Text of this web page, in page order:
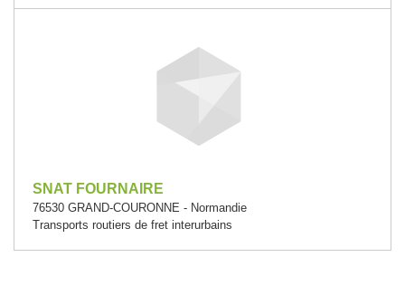
SNAT FOURNAIRE
76530 GRAND-COURONNE - Normandie
Transports routiers de fret interurbains